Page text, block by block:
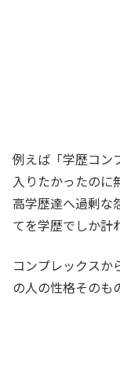
例えば「学歴コン
入りたかったのに
高学歴達へ過剰な
てを学歴でしか計
コンプレックスか
の人の性格そのも